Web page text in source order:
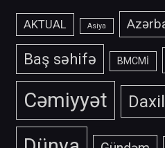
AKTUAL Asiya
Baş səhifə BMCMİ
Cəmiyyət